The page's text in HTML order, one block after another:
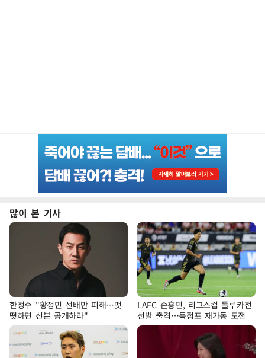
많이 본 기사
한정수 "황정민 선배만 피해…떳
떳하면 신분 공개하라"
LAFC 손흥민, 리그스컵 톨루카전
선발 출격…득점포 재가동 도전